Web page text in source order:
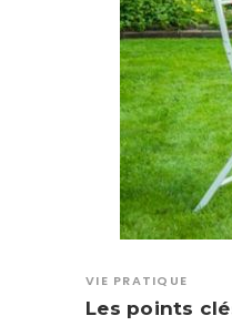
VIE PRATIQUE
Les points